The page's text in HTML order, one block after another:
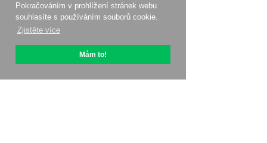
Pokračováním v prohlížení stránek webu
souhlasíte s používáním souborů cookie.
Zjistěte více
Mám to!